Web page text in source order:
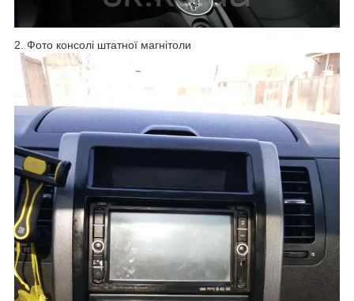
2. Фото консолі штатної магнітоли